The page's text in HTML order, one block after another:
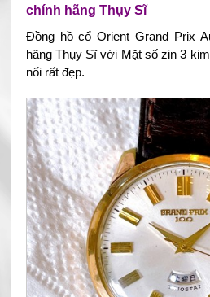
chính hãng Thụy Sĩ
Đồng hồ cổ Orient Grand Prix
hãng Thụy Sĩ với Mặt số zin 3
nổi rất đẹp.